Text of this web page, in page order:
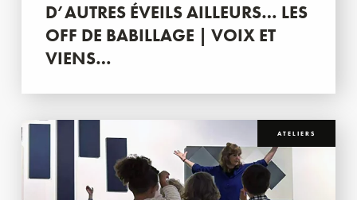
D’AUTRES ÉVEILS AILLEURS… LES
OFF DE BABILLAGE | VOIX ET
VIENS…
ATELIERS